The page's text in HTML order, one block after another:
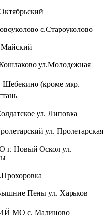
с.Староуколово
ул.Молодежная
(кроме мкр.
ул. Липовка
ул. Пролетарская
Новый Оскол ул.
Пены ул. Харьков
МО с. Малиново